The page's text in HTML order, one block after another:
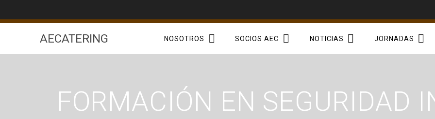
AECATERING NOSOTROS SOCIOS AEC NOTICIAS JORNADAS
FORMACIÓN EN SEGURIDAD